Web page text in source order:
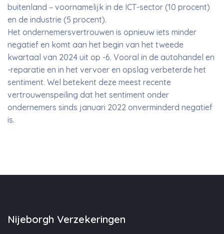
buitenland – voornamelijk in de ICT-sector (10 procent)
en de industrie (5 procent).
Het ondernemersvertrouwen is opnieuw iets minder
negatief en komt aan het begin van het tweede
kwartaal van 2024 uit op -6. Vooral in de autohandel en
-reparatie en in het vervoer en opslag verbeterde het
sentiment. Wel betekent deze meest recente
vertrouwenspeiling dat het sentiment onder
ondernemers sinds januari 2022 onverminderd negatief
is.
Nijeborgh Verzekeringen